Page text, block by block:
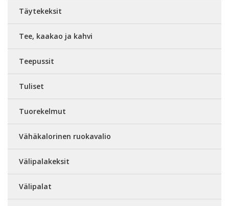
Täytekeksit
Tee, kaakao ja kahvi
Teepussit
Tuliset
Tuorekelmut
Vähäkalorinen ruokavalio
Välipalakeksit
Välipalat